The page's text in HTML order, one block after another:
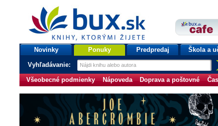
bux.sk
knihy, ktorými žijete
Úvodná stránka
Novinky Ponuky Predpredaj Škola a
Vyhľadávanie:
Všeobecné podmienky Nápoveda Doprava a poštovné